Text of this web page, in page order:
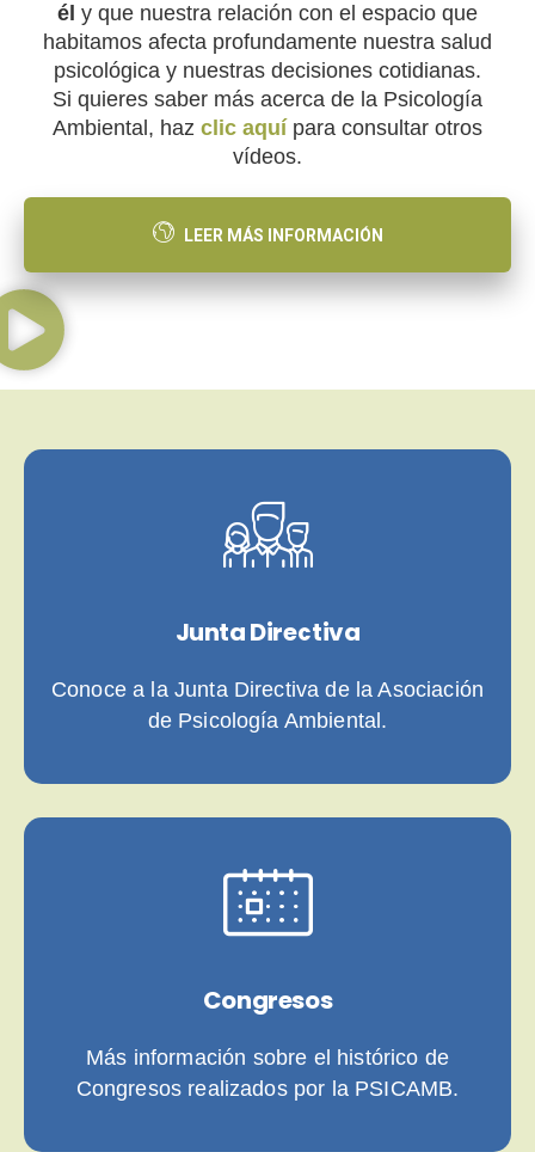
él y que nuestra relación con el espacio que
habitamos afecta profundamente nuestra salud
psicológica y nuestras decisiones cotidianas.
Si quieres saber más acerca de la Psicología
Ambiental, haz clic aquí para consultar otros
vídeos.
LEER MÁS INFORMACIÓN
Junta Directiva
Conoce a la Junta Directiva de la Asociación
de Psicología Ambiental.
Congresos
Más información sobre el histórico de
Congresos realizados por la PSICAMB.